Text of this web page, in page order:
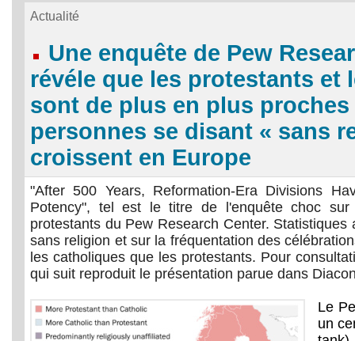
Actualité
Une enquête de Pew
révéle que les protestants et
sont de plus en plus proches
personnes se disant « sans
croissent en Europe
"After 500 Years, Reformation-Era Divisions
Potency", tel est le titre de l'enquête choc
protestants du Pew Research Center. Statistiques
sans religion et sur la fréquentation des
les catholiques que les protestants. Pour
qui suit reproduit le présentation parue dans
Le
un